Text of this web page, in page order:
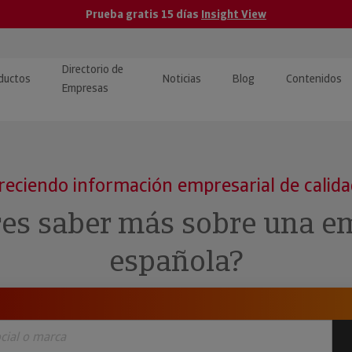
Prueba gratis 15 días Insight View
y ERP
· Recuperación de
Directorio de
Empresas
Noticias Blog Contenidos
Pública
Investigada
información empresarial de
saber más sobre una
española?